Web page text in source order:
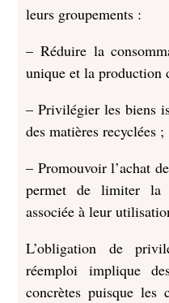
leurs groupements :
– Réduire la
unique et la production
– Privilégier les biens
des matières recyclées ;
– Promouvoir l’achat
permet de limiter la
associée à leur
L’obligation de
réemploi implique
concrètes puisque les